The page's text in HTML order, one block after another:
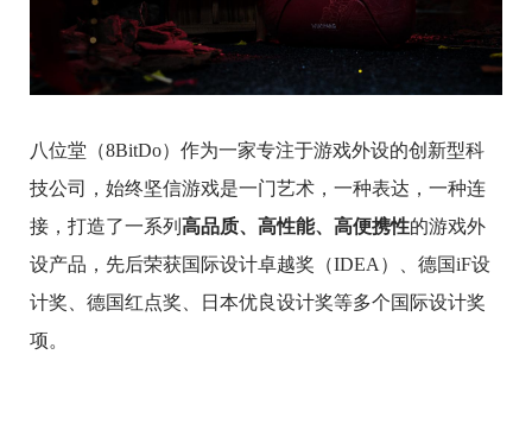
八位堂（8BitDo）作为一家专注于游戏外设的创新型科
技公司，始终坚信游戏是一门艺术，一种表达，一种连
接，打造了一系列 高品质、高性能、高便携性的游戏外
设产品，先后荣获国际设计卓越奖（IDEA）、德国iF设
计奖、德国红点奖、日本优良设计奖等多个国际设计奖
项。